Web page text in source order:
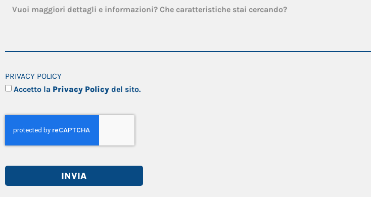
PRIVACY POLICY
Accetto la Privacy Policy del sito.
INVIA